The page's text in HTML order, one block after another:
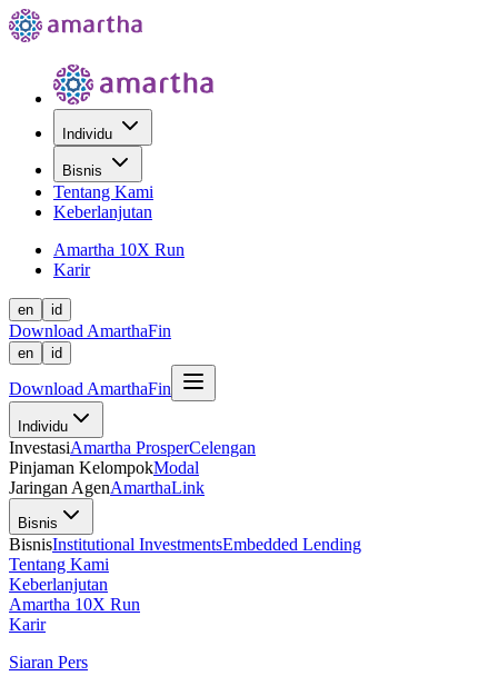
Individu
Bisnis
Tentang Kami
Keberlanjutan
Amartha 10X Run
Karir
en id
Download AmarthaFin
en id
Download AmarthaFin
Individu
InvestasiAmartha ProsperCelengan
Pinjaman KelompokModal
Jaringan AgenAmarthaLink
Bisnis
BisnisInstitutional InvestmentsEmbedded Lending
Tentang Kami
Keberlanjutan
Amartha 10X Run
Karir
Siaran Pers